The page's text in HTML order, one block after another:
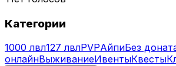
Категории
1000 лвл127 лвлPVPАйпиБез
онлайнВыживаниеИвентыКвесты